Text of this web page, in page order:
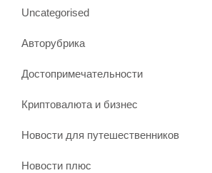
Uncategorised
Авторубрика
Достопримечательности
Криптовалюта и бизнес
Новости для путешественников
Новости плюс